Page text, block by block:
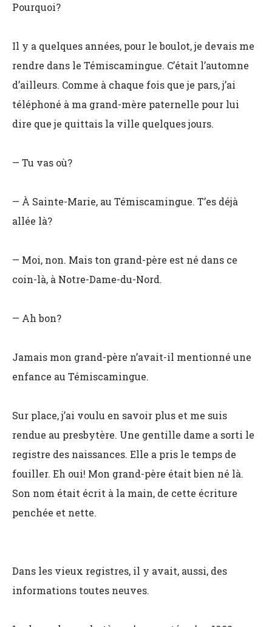
Pourquoi?
Il y a quelques années, pour le boulot, je devais me
rendre dans le Témiscamingue. C’était l’automne
d’ailleurs. Comme à chaque fois que je pars, j’ai
téléphoné à ma grand-mère paternelle pour lui
dire que je quittais la ville quelques jours.
— Tu vas où?
— À Sainte-Marie, au Témiscamingue. T’es déjà
allée là?
— Moi, non. Mais ton grand-père est né dans ce
coin-là, à Notre-Dame-du-Nord.
— Ah bon?
Jamais mon grand-père n’avait-il mentionné une
enfance au Témiscamingue.
Sur place, j’ai voulu en savoir plus et me suis
rendue au presbytère. Une gentille dame a sorti le
registre des naissances. Elle a pris le temps de
fouiller. Eh oui! Mon grand-père était bien né là.
Son nom était écrit à la main, de cette écriture
penchée et nette.
Dans les vieux registres, il y avait, aussi, des
informations toutes neuves.